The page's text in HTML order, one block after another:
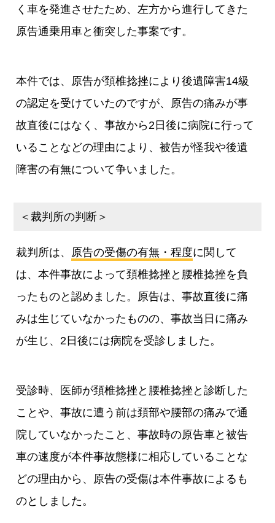
く車を発進させたため、左方から進行してきた
原告通乗用車と衝突した事案です。
本件では、原告が頚椎捻挫により後遺障害14級
の認定を受けていたのですが、原告の痛みが事
故直後にはなく、事故から2日後に病院に行って
いることなどの理由により、被告が怪我や後遺
障害の有無について争いました。
＜裁判所の判断＞
裁判所は、 原告の受傷の有無・程度に関して
は、本件事故によって頚椎捻挫と腰椎捻挫を負
ったものと認めました。原告は、事故直後に痛
みは生じていなかったものの、事故当日に痛み
が生じ、2日後には病院を受診しました。
受診時、医師が頚椎捻挫と腰椎捻挫と診断した
ことや、事故に遭う前は頚部や腰部の痛みで通
院していなかったこと、事故時の原告車と被告
車の速度が本件事故態様に相応していることな
どの理由から、原告の受傷は本件事故によるも
のとしました。